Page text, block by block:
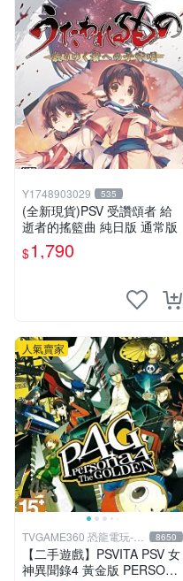
Y1748903029 535
(全新現貨)PSV 受讚頌者 給
逝者的搖籃曲 純日版 通常版
$1,790
人氣賣家
TVGAME360 恐龍電玩-台
中店
8650
【二手遊戲】PSVITA PSV 女
神異聞錄4 黃金版 PERSONA